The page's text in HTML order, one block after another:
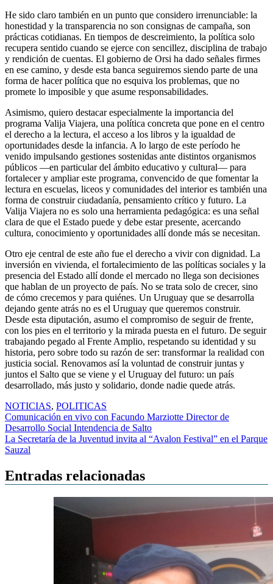
He sido claro también en un punto que considero irrenunciable: la
honestidad y la transparencia no son consignas de campaña, son
prácticas cotidianas. En tiempos de descreimiento, la política solo
recupera sentido cuando se ejerce con sencillez, disciplina de trabajo
y rendición de cuentas. El gobierno de Orsi ha dado señales firmes
en ese camino, y desde esta banca seguiremos siendo parte de una
forma de hacer política que no esquiva los problemas, que no
promete lo imposible y que asume responsabilidades.
Asimismo, quiero destacar especialmente la importancia del
programa Valija Viajera, una política concreta que pone en el centro
el derecho a la lectura, el acceso a los libros y la igualdad de
oportunidades desde la infancia. A lo largo de este período he
venido impulsando gestiones sostenidas ante distintos organismos
públicos —en particular del ámbito educativo y cultural— para
fortalecer y ampliar este programa, convencido de que fomentar la
lectura en escuelas, liceos y comunidades del interior es también una
forma de construir ciudadanía, pensamiento crítico y futuro. La
Valija Viajera no es solo una herramienta pedagógica: es una señal
clara de que el Estado puede y debe estar presente, acercando
cultura, conocimiento y oportunidades allí donde más se necesitan.
Otro eje central de este año fue el derecho a vivir con dignidad. La
inversión en vivienda, el fortalecimiento de las políticas sociales y la
presencia del Estado allí donde el mercado no llega son decisiones
que hablan de un proyecto de país. No se trata solo de crecer, sino
de cómo crecemos y para quiénes. Un Uruguay que se desarrolla
dejando gente atrás no es el Uruguay que queremos construir.
Desde esta diputación, asumo el compromiso de seguir de frente,
con los pies en el territorio y la mirada puesta en el futuro. De seguir
trabajando pegado al Frente Amplio, respetando su identidad y su
historia, pero sobre todo su razón de ser: transformar la realidad con
justicia social. Renovamos así la voluntad de construir juntas y
juntos el Salto que se viene y el Uruguay del futuro: un país
desarrollado, más justo y solidario, donde nadie quede atrás.
NOTICIAS, POLITICAS
Navegación
de
entradas
Comunicación en vivo con Facundo Marziotte Director de
Desarrollo Social Intendencia de Salto
La Secretaría de la Juventud invita al “Avalon Festival” en el Parque
Sauzal
Entradas relacionadas